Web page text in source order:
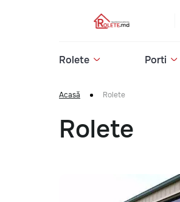
Rolete Porti
Acasă Rolete
Rolete